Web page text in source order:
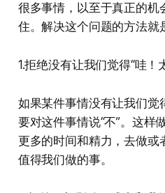
很多事情，以至于真正的机
住。解决这个问题的方法就
1.拒绝没有让我们觉得“哇！
如果某件事情没有让我们觉
要对这件事情说“不”。这样
更多的时间和精力，去做或
值得我们做的事。